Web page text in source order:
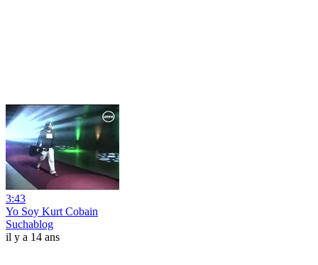
3:43
Yo Soy Kurt Cobain
Suchablog
il y a 14 ans